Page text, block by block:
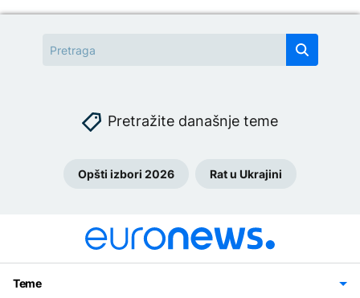
Pretražite današnje teme
Opšti izbori 2026 Rat u Ukrajini
Teme